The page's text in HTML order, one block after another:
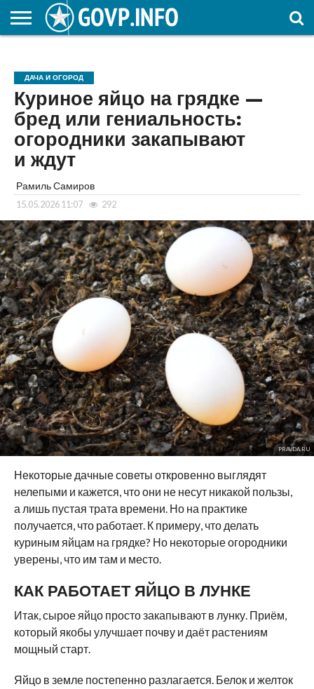
ОБРАЗОВАНИЕ
ДАЧА И ОГОРОД
Куриное яйцо на грядке —
бред или гениальность:
огородники закапывают
и ждут
Рамиль Самиров
15.05.2026 11:07 292
PRAVDA.RU
Некоторые дачные советы откровенно выглядят
нелепыми и кажется, что они не несут никакой пользы,
а лишь пустая трата времени. Но на практике
получается, что работает. К примеру, что делать
куриным яйцам на грядке? Но некоторые огородники
уверены, что им там и место.
КАК РАБОТАЕТ ЯЙЦО В ЛУНКЕ
Итак, сырое яйцо просто закапывают в лунку. Приём,
который якобы улучшает почву и даёт растениям
мощный старт.
Яйцо в земле постепенно разлагается. Белок и желток